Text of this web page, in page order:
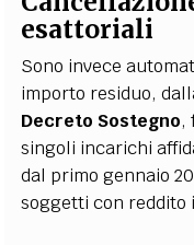
esattoriali
Sono invece
importo residuo,
Decreto Sostegno,
singoli incarichi
dal primo gennaio
soggetti con reddito